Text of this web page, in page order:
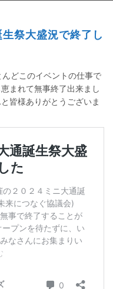
祭大盛況で終了し
どこのイベントの仕事で
まれて無事終了出来まし
皆様ありがとうございま